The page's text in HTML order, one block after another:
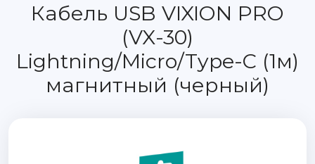
Кабель USB VIXION PRO
(VX-30)
Lightning/Micro/Type-C (1м)
магнитный (черный)